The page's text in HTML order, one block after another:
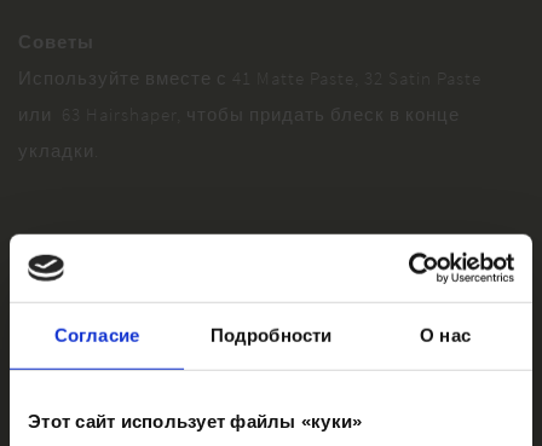
Согласие Подробности О нас
Этот сайт использует файлы «куки»
Советы
Используйте вместе с 41 Matte Paste, 32 Satin Paste
или 63 Hairshaper, чтобы придать блеск в конце
укладки.